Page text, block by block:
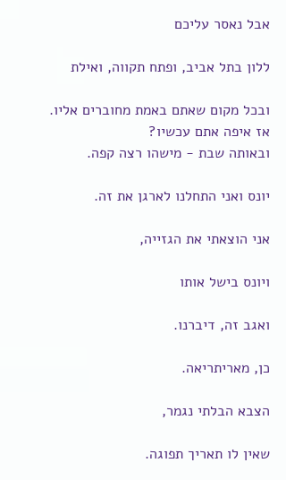
אבל נאסר עליכם
ללון בתל אביב, ופתח תקווה, ואילת
ובכל מקום שאתם באמת מחוברים אליו.
אז איפה אתם עכשיו?
ובאותה שבת - מישהו רצה קפה.
יונס ואני התחלנו לארגן את זה.
אני הוצאתי את הגזייה,
ויונס בישל אותו
ואגב זה, דיברנו.
כן, מאריתריאה.
הצבא הבלתי נגמר,
שאין לו תאריך תפוגה.